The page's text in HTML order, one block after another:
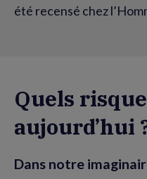
été recensé chez
Quels
aujourd’hui
Dans notre